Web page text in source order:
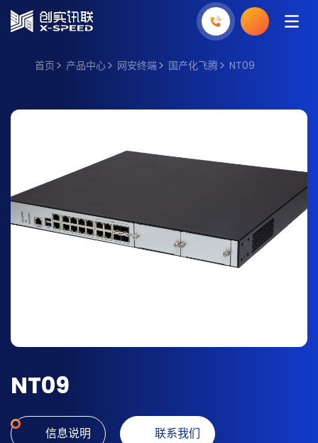
首页 产品中心 网安终端 国产化飞腾 NT09
NT09
信息说明 联系我们